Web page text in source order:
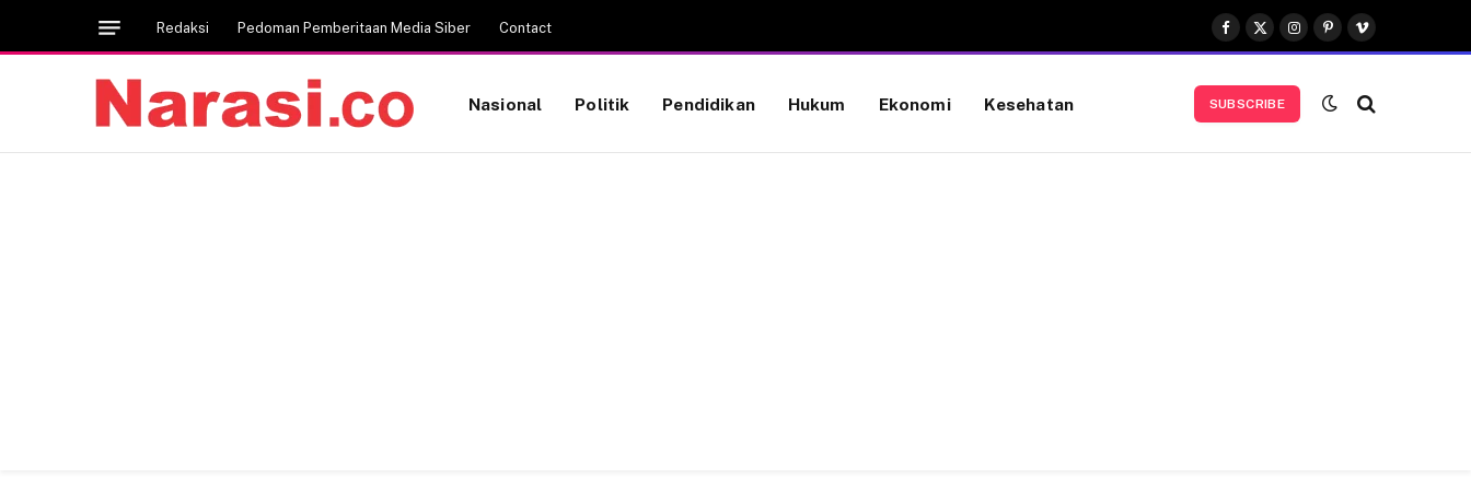
Redaksi Pedoman Pemberitaan Media Siber Contact
Facebook
X
(Twitter)
Instagram
Pinterest
Vimeo
Nasional Politik Pendidikan Hukum Ekonomi Kesehatan SUBSCRIBE